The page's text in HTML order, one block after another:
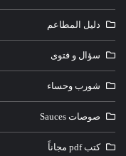
دليل المطاعم
سؤال و فتوى
شورب وحساء
صوصات Sauces
كتب pdf مجاناً